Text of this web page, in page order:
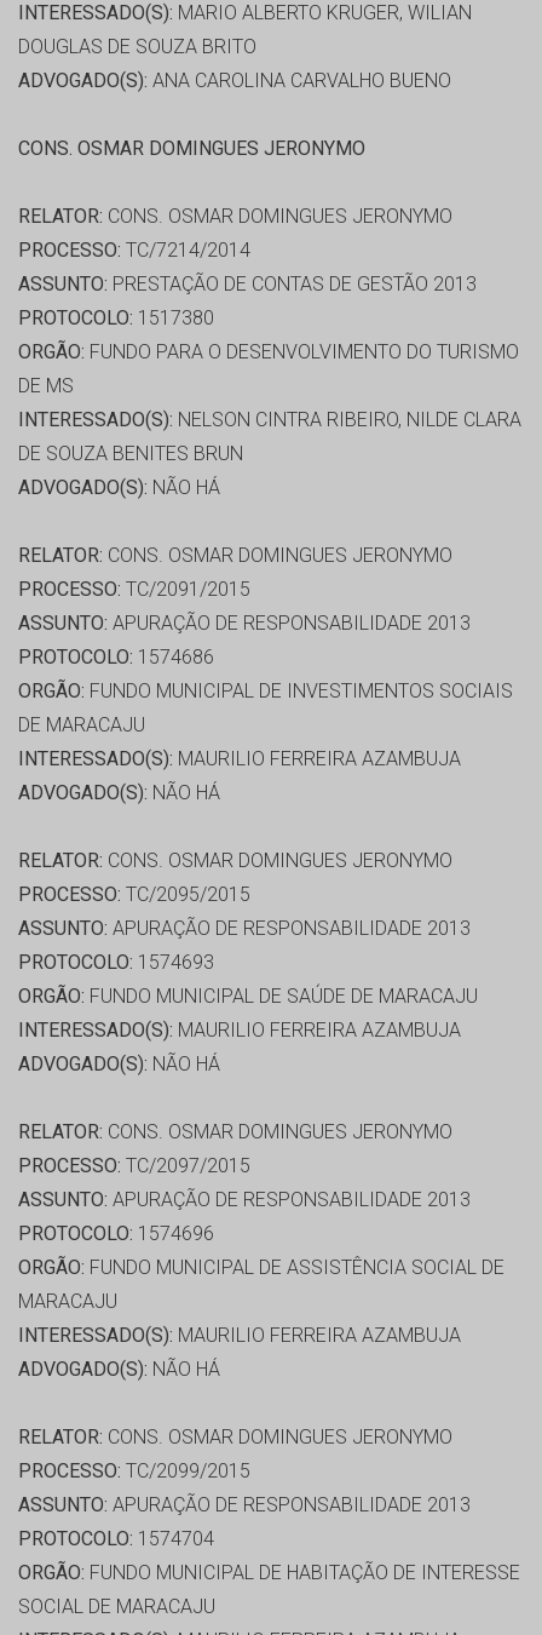
INTERESSADO(S): MARIO ALBERTO KRUGER, WILIAN
DOUGLAS DE SOUZA BRITO
ADVOGADO(S): ANA CAROLINA CARVALHO BUENO
CONS. OSMAR DOMINGUES JERONYMO
RELATOR: CONS. OSMAR DOMINGUES JERONYMO
PROCESSO: TC/7214/2014
ASSUNTO: PRESTAÇÃO DE CONTAS DE GESTÃO 2013
PROTOCOLO: 1517380
ORGÃO: FUNDO PARA O DESENVOLVIMENTO DO TURISMO
DE MS
INTERESSADO(S): NELSON CINTRA RIBEIRO, NILDE CLARA
DE SOUZA BENITES BRUN
ADVOGADO(S): NÃO HÁ
RELATOR: CONS. OSMAR DOMINGUES JERONYMO
PROCESSO: TC/2091/2015
ASSUNTO: APURAÇÃO DE RESPONSABILIDADE 2013
PROTOCOLO: 1574686
ORGÃO: FUNDO MUNICIPAL DE INVESTIMENTOS SOCIAIS
DE MARACAJU
INTERESSADO(S): MAURILIO FERREIRA AZAMBUJA
ADVOGADO(S): NÃO HÁ
RELATOR: CONS. OSMAR DOMINGUES JERONYMO
PROCESSO: TC/2095/2015
ASSUNTO: APURAÇÃO DE RESPONSABILIDADE 2013
PROTOCOLO: 1574693
ORGÃO: FUNDO MUNICIPAL DE SAÚDE DE MARACAJU
INTERESSADO(S): MAURILIO FERREIRA AZAMBUJA
ADVOGADO(S): NÃO HÁ
RELATOR: CONS. OSMAR DOMINGUES JERONYMO
PROCESSO: TC/2097/2015
ASSUNTO: APURAÇÃO DE RESPONSABILIDADE 2013
PROTOCOLO: 1574696
ORGÃO: FUNDO MUNICIPAL DE ASSISTÊNCIA SOCIAL DE
MARACAJU
INTERESSADO(S): MAURILIO FERREIRA AZAMBUJA
ADVOGADO(S): NÃO HÁ
RELATOR: CONS. OSMAR DOMINGUES JERONYMO
PROCESSO: TC/2099/2015
ASSUNTO: APURAÇÃO DE RESPONSABILIDADE 2013
PROTOCOLO: 1574704
ORGÃO: FUNDO MUNICIPAL DE HABITAÇÃO DE INTERESSE
SOCIAL DE MARACAJU